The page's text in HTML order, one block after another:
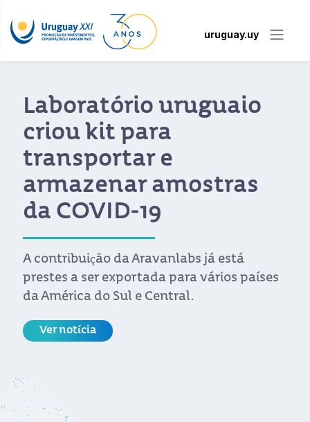
uruguay.uy
Laboratório uruguaio
criou kit para
transportar e
armazenar amostras
da COVID-19
A contribuição da Aravanlabs já está
prestes a ser exportada para vários países
da América do Sul e Central.
Ver notícia